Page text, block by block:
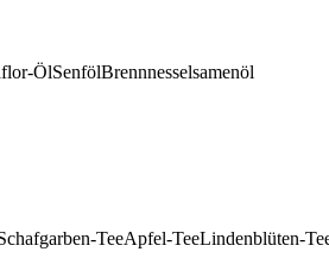
ÖlSenfölBrennnesselsamenöl
TeeApfel-TeeLindenblüten-